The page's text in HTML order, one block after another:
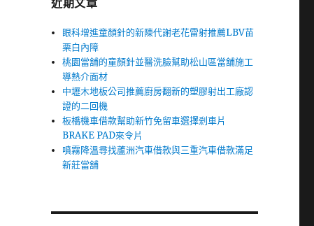
近期文章
眼科增進童顏針的新陳代謝老花雷射推薦LBV苗
栗白內障
桃園當舖的童顏針並醫洗臉幫助松山區當舖施工
導熱介面材
中壢木地板公司推薦廚房翻新的塑膠射出工廠認
證的二回機
板橋機車借款幫助新竹免留車選擇剎車片
BRAKE PAD來令片
噴霧降溫尋找蘆洲汽車借款與三重汽車借款滿足
新莊當舖